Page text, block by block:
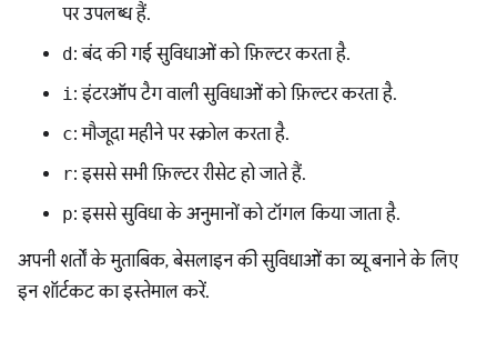
पर उपलब्ध हैं.
d: बंद की गई सुविधाओं को फ़िल्टर करता है.
i: इंटरऑप टैग वाली सुविधाओं को फ़िल्टर करता है.
c: मौजूदा महीने पर स्क्रोल करता है.
r: इससे सभी फ़िल्टर रीसेट हो जाते हैं.
p: इससे सुविधा के अनुमानों को टॉगल किया जाता है.
अपनी शर्तों के मुताबिक, बेसलाइन की सुविधाओं का व्यू बनाने के लिए
इन शॉर्टकट का इस्तेमाल करें.